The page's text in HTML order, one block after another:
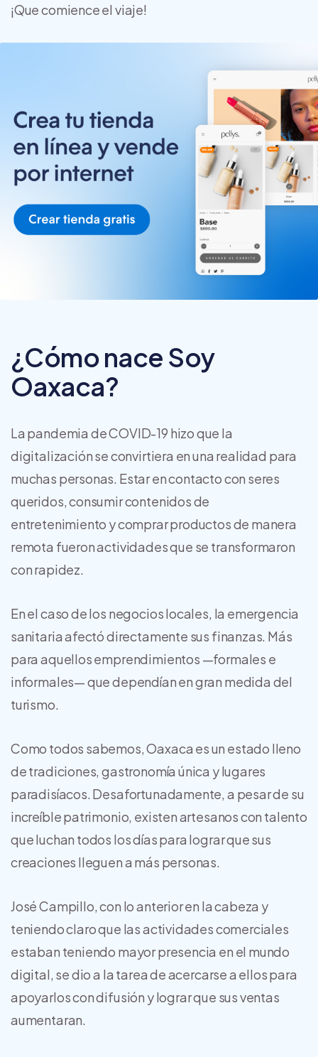
¡Que comience el viaje!
¿Cómo nace Soy
Oaxaca?
La pandemia de COVID-19 hizo que la
digitalización se convirtiera en una realidad para
muchas personas. Estar en contacto con seres
queridos, consumir contenidos de
entretenimiento y comprar productos de manera
remota fueron actividades que se transformaron
con rapidez.
En el caso de los negocios locales, la emergencia
sanitaria afectó directamente sus finanzas. Más
para aquellos emprendimientos —formales e
informales— que dependían en gran medida del
turismo.
Como todos sabemos, Oaxaca es un estado lleno
de tradiciones, gastronomía única y lugares
paradisíacos. Desafortunadamente, a pesar de su
increíble patrimonio, existen artesanos con talento
que luchan todos los días para lograr que sus
creaciones lleguen a más personas.
José Campillo, con lo anterior en la cabeza y
teniendo claro que las actividades comerciales
estaban teniendo mayor presencia en el mundo
digital, se dio a la tarea de acercarse a ellos para
apoyarlos con difusión y lograr que sus ventas
aumentaran.